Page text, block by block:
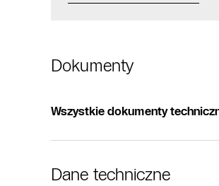
Dokumenty
Wszystkie dokumenty
Dane techniczne